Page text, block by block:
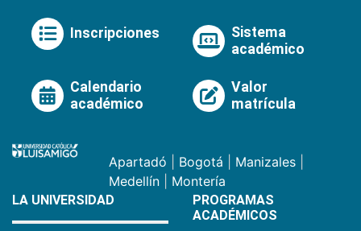
Inscripciones
Sistema
académico
Calendario
académico
Valor
matrícula
Apartadó Bogotá Manizales
Medellín
Montería
LA UNIVERSIDAD
PROGRAMAS
ACADÉMICOS